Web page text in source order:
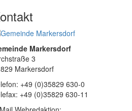
Markersdorf
3
Markersdorf
+49 (0)35829 630-0
+49 (0)35829 630-11